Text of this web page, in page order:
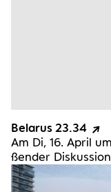
Bela­rus 23.34
Am Di, 16. April
ßen­der Diskussion